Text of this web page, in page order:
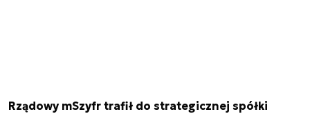
Rządowy mSzyfr trafił do strategicznej spółki